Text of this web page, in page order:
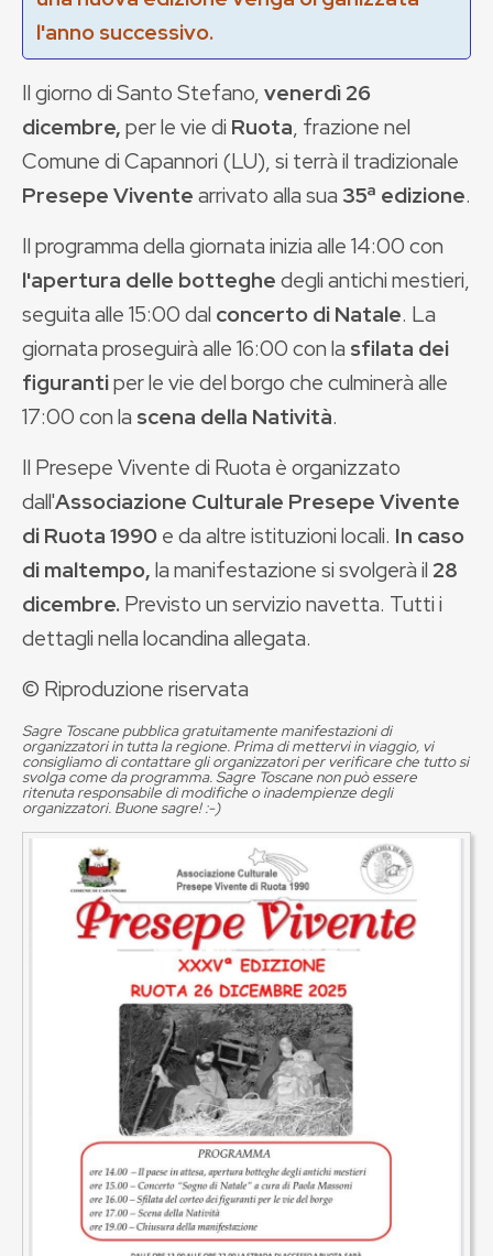
l'anno successivo.
Il giorno di Santo Stefano,venerdì 26
dicembre,per le viedi Ruota, frazione nel
Comune di Capannori (LU), si terrà il tradizionale
Presepe Viventearrivato alla sua 35ª edizione.
Il programma della giornata inizia alle 14:00 con
l'apertura delle botteghedegli antichi mestieri,
seguita alle 15:00 dal concerto di Natale. La
giornata proseguirà alle 16:00 con la sfilata dei
figurantiper le vie del borgo che culminerà alle
17:00 con la scena della Natività.
Il Presepe Vivente di Ruota è organizzato
dall'Associazione Culturale Presepe Vivente
di Ruota 1990e da altre istituzioni locali. In caso
di maltempo,la manifestazione si svolgerà il 28
dicembre.Previsto un servizio navetta. Tutti i
dettagli nella locandina allegata.
© Riproduzione riservata
Sagre Toscane pubblica gratuitamente manifestazioni di
organizzatori in tutta la regione. Prima di mettervi in viaggio, vi
consigliamo di contattare gli organizzatori per verificare che tutto si
svolga come da programma. Sagre Toscane non può essere
ritenuta responsabile di modifiche o inadempienze degli
organizzatori. Buone sagre! :-)